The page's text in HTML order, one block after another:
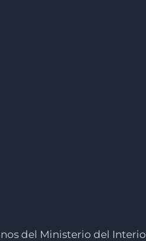
del Ministerio del